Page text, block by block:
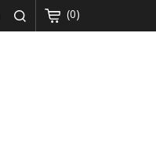
(0)